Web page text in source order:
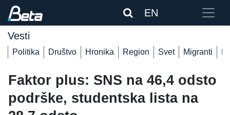
EN
Vesti
Politika Društvo Hronika Region Svet Migranti
Faktor plus: SNS na 46,4 odsto
podrške, studentska lista na